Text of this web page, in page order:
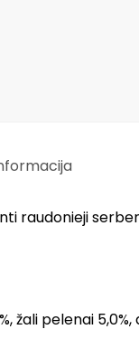
raudonieji
žali pelenai 5,0%,